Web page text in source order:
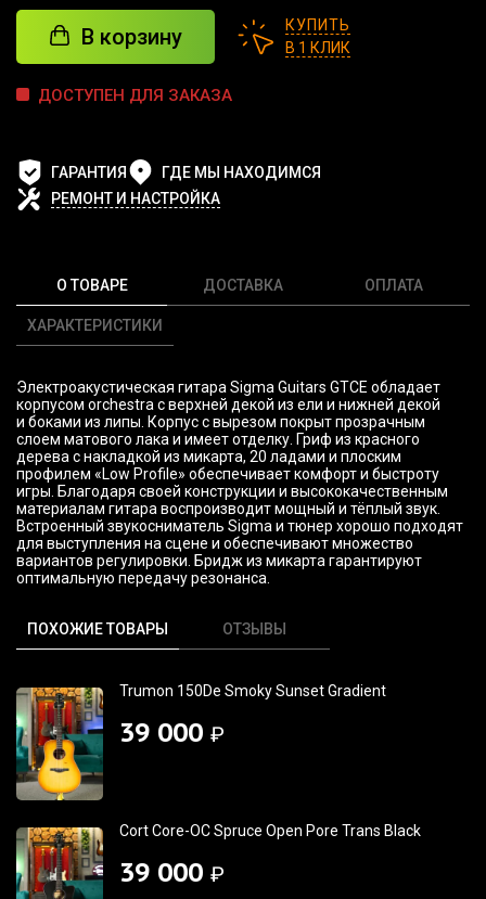
В корзину
КУПИТЬ
В 1 КЛИК
ДОСТУПЕН ДЛЯ ЗАКАЗА
ГАРАНТИЯ
ГДЕ МЫ НАХОДИМСЯ
РЕМОНТ И НАСТРОЙКА
О ТОВАРЕ
ХАРАКТЕРИСТИКИ
ДОСТАВКА ОПЛАТА
Электроакустическая гитара Sigma Guitars GTCE обладает
корпусом orchestra с верхней декой из ели и нижней декой
и боками из липы. Корпус с вырезом покрыт прозрачным
слоем матового лака и имеет отделку. Гриф из красного
дерева с накладкой из микарта, 20 ладами и плоским
профилем «Low Profile» обеспечивает комфорт и быстроту
игры. Благодаря своей конструкции и высококачественным
материалам гитара воспроизводит мощный и тёплый звук.
Встроенный звукосниматель Sigma и тюнер хорошо подходят
для выступления на сцене и обеспечивают множество
вариантов регулировки. Бридж из микарта гарантируют
оптимальную передачу резонанса.
ПОХОЖИЕ ТОВАРЫ ОТЗЫВЫ
Trumon 150Dе Smoky Sunset Gradient
39 000 ₽
Cort Core-OC Spruce Open Pore Trans Black
39 000 ₽